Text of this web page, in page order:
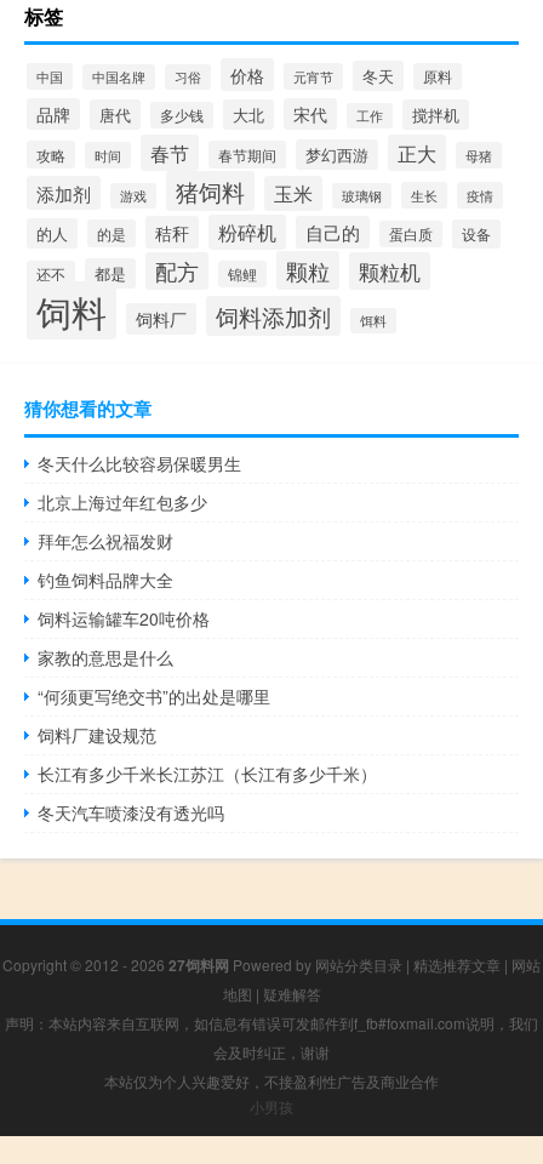
标签
中国 中国名牌 习俗 价格 元宵节 冬天 原料
品牌 唐代 多少钱 大北 宋代 工作 搅拌机
攻略 时间 春节 春节期间 梦幻西游 正大 母猪
添加剂 游戏 猪饲料 玉米 玻璃钢 生长 疫情
的人 的是 秸秆 粉碎机 自己的 蛋白质 设备
还不 都是 配方 锦鲤 颗粒 颗粒机
饲料 饲料厂 饲料添加剂 饵料
猜你想看的文章
冬天什么比较容易保暖男生
北京上海过年红包多少
拜年怎么祝福发财
钓鱼饲料品牌大全
饲料运输罐车20吨价格
家教的意思是什么
“何须更写绝交书”的出处是哪里
饲料厂建设规范
长江有多少千米长江苏江（长江有多少千米）
冬天汽车喷漆没有透光吗
Copyright © 2012 - 2026 27饲料网 Powered by 网站分类目录 | 精选推荐文章 | 网站
地图 | 疑难解答
声明：本站内容来自互联网，如信息有错误可发邮件到f_fb#foxmail.com说明，我们
会及时纠正，谢谢
本站仅为个人兴趣爱好，不接盈利性广告及商业合作
小男孩